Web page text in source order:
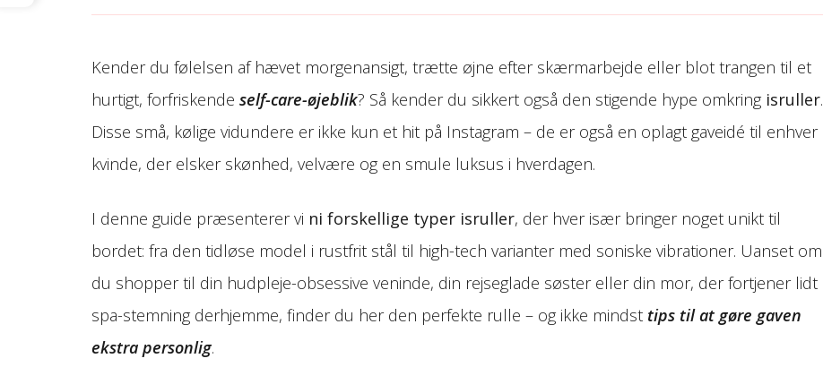
Kender du følelsen af hævet morgenansigt, trætte øjne efter skærmarbejde eller blot trangen til et
hurtigt, forfriskende self-care-øjeblik? Så kender du sikkert også den stigende hype omkring isruller.
Disse små, kølige vidundere er ikke kun et hit på Instagram – de er også en oplagt gaveidé til enhver
kvinde, der elsker skønhed, velvære og en smule luksus i hverdagen.
I denne guide præsenterer vi ni forskellige typer isruller, der hver især bringer noget unikt til
bordet: fra den tidløse model i rustfrit stål til high-tech varianter med soniske vibrationer. Uanset om
du shopper til din hudpleje-obsessive veninde, din rejseglade søster eller din mor, der fortjener lidt
spa-stemning derhjemme, finder du her den perfekte rulle – og ikke mindst tips til at gøre gaven
ekstra personlig.